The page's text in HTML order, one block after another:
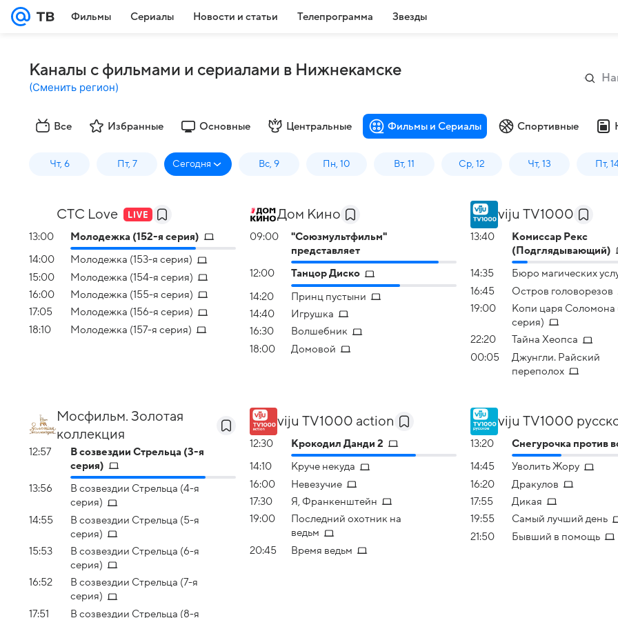
Фильмы Сериалы Новости и статьи Телепрограмма Звезды
Каналы с фильмами и сериалами в Нижнекамске
(Сменить регион)
Все Избранные Основные Центральные Фильмы и Сериалы Спортивные
Чт, 6 Пт, 7 Сегодня Вс, 9 Пн, 10 Вт, 11 Ср, 12 Чт, 13 Пт,
СТС Love
13:00 Молодежка (152-я серия)
14:00
Молодежка (153-я серия)
15:00
Молодежка (154-я серия)
16:00
Молодежка (155-я серия)
17:05
Молодежка (156-я серия)
18:10
Молодежка (157-я серия)
Дом Кино
09:00
"Союзмультфильм"
представляет
12:00 Танцор Диско
14:20
Принц пустыни
14:40
Игрушка
16:30
Волшебник
18:00
Домовой
viju TV1000
13:40
Комиссар Рекс
(Подглядывающий)
14:35
Бюро магических
16:45
Остров головорезов
19:00
Копи царя Соломона
серия)
22:20
Тайна Хеопса
00:05
Джунгли. Райский
переполох
Мосфильм. Золотая
коллекция
12:57
В созвездии Стрельца (3-я
серия)
13:56
В созвездии Стрельца (4-я
серия)
14:55
В созвездии Стрельца (5-я
серия)
15:53
В созвездии Стрельца (6-я
серия)
16:52
В созвездии Стрельца (7-я
серия)
17:51
В созвездии Стрельца (8-я
viju TV1000 action
12:30 Крокодил Данди 2
14:10
Круче некуда
16:00
Невезучие
17:30
Я, Франкенштейн
19:00
Последний охотник на
ведьм
20:45
Время ведьм
viju TV1000
13:20 Снегурочка против
14:45
Уволить Жору
16:20
Дракулов
17:55
Дикая
19:55
Самый лучший день
21:50
Бывший в помощь